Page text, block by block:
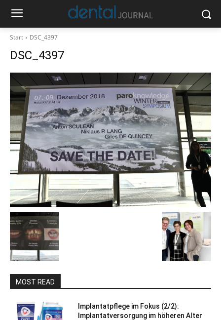
Start DSC_4397
DSC_4397
MOST READ
Implantatpflege im Fokus (2/2):
Implantatversorgung im höheren Alter